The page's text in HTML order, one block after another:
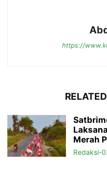
https://
Merah
Redaksi-